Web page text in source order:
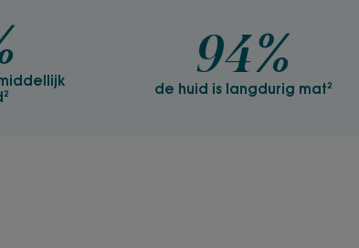
TEXTUUR RECYCLAGE
94%
de huid is langdurig mat²